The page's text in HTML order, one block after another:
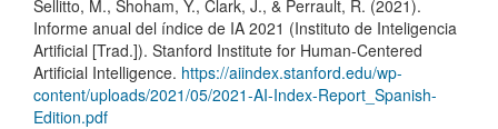
Sellitto, M., Shoham, Y., Clark, J., & Perrault, R. (2021).
Informe anual del índice de IA 2021 (Instituto de Inteligencia
Artificial [Trad.]). Stanford Institute for Human-Centered
Artificial Intelligence. https://aiindex.stanford.edu/wp-
content/uploads/2021/05/2021-AI-Index-Report_Spanish-
Edition.pdf